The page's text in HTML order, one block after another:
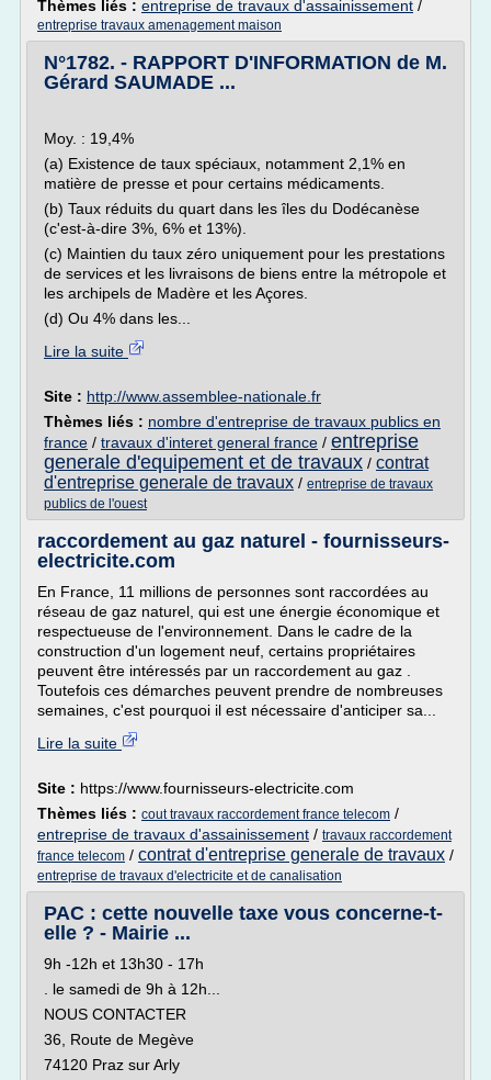
Thèmes liés : entreprise de travaux d'assainissement /
entreprise travaux amenagement maison
N°1782. - RAPPORT D'INFORMATION de M.
Gérard SAUMADE ...
Moy. : 19,4%
(a) Existence de taux spéciaux, notamment 2,1% en
matière de presse et pour certains médicaments.
(b) Taux réduits du quart dans les îles du Dodécanèse
(c'est-à-dire 3%, 6% et 13%).
(c) Maintien du taux zéro uniquement pour les prestations
de services et les livraisons de biens entre la métropole et
les archipels de Madère et les Açores.
(d) Ou 4% dans les...
Lire la suite
Site : http://www.assemblee-nationale.fr
Thèmes liés : nombre d'entreprise de travaux publics en
france / travaux d'interet general france / entreprise
generale d'equipement et de travaux / contrat
d'entreprise generale de travaux / entreprise de travaux
publics de l'ouest
raccordement au gaz naturel - fournisseurs-
electricite.com
En France, 11 millions de personnes sont raccordées au
réseau de gaz naturel, qui est une énergie économique et
respectueuse de l'environnement. Dans le cadre de la
construction d'un logement neuf, certains propriétaires
peuvent être intéressés par un raccordement au gaz .
Toutefois ces démarches peuvent prendre de nombreuses
semaines, c'est pourquoi il est nécessaire d'anticiper sa...
Lire la suite
Site : https://www.fournisseurs-electricite.com
Thèmes liés : cout travaux raccordement france telecom /
entreprise de travaux d'assainissement / travaux raccordement
france telecom / contrat d'entreprise generale de travaux /
entreprise de travaux d'electricite et de canalisation
PAC : cette nouvelle taxe vous concerne-t-
elle ? - Mairie ...
9h -12h et 13h30 - 17h
. le samedi de 9h à 12h...
NOUS CONTACTER
36, Route de Megève
74120 Praz sur Arly